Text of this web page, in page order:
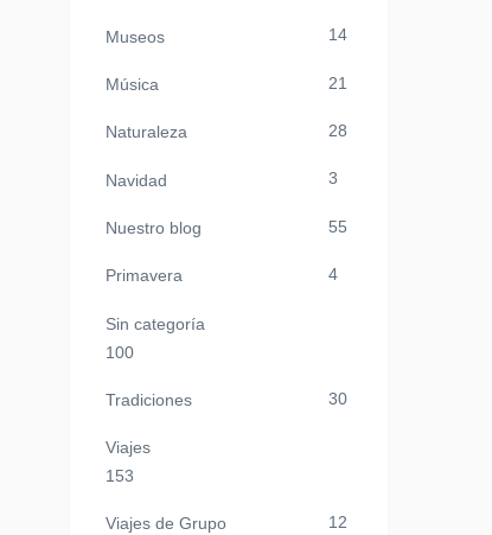
Museos 14
Música 21
Naturaleza 28
Navidad 3
Nuestro blog 55
Primavera 4
Sin categoría
100
Tradiciones 30
Viajes
153
Viajes de Grupo 12